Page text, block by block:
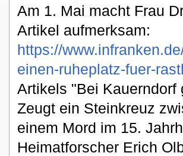
Am 1. Mai macht Frau
Artikel aufmerksam:
https://
einen-ruheplatz-fuer-
Artikels "Bei
Zeugt ein Steinkreuz
einem Mord im 15.
Heimatforscher Erich